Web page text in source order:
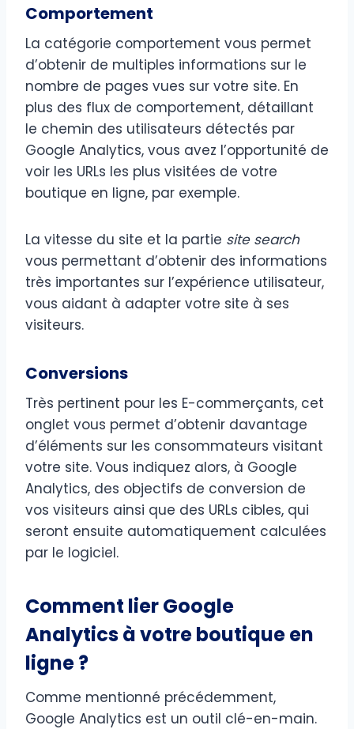
Comportement
La catégorie comportement vous permet
d’obtenir de multiples informations sur le
nombre de pages vues sur votre site. En
plus des flux de comportement, détaillant
le chemin des utilisateurs détectés par
Google Analytics, vous avez l’opportunité de
voir les URLs les plus visitées de votre
boutique en ligne, par exemple.
La vitesse du site et la partie site search
vous permettant d’obtenir des informations
très importantes sur l’expérience utilisateur,
vous aidant à adapter votre site à ses
visiteurs.
Conversions
Très pertinent pour les E-commerçants, cet
onglet vous permet d’obtenir davantage
d’éléments sur les consommateurs visitant
votre site. Vous indiquez alors, à Google
Analytics, des objectifs de conversion de
vos visiteurs ainsi que des URLs cibles, qui
seront ensuite automatiquement calculées
par le logiciel.
Comment lier Google
Analytics à votre boutique en
ligne ?
Comme mentionné précédemment,
Google Analytics est un outil clé-en-main.